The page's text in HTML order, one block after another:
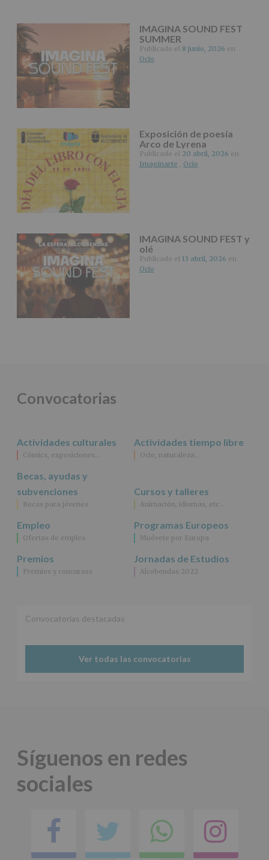
IMAGINA SOUND FEST
SUMMER
Publicado el 8 junio, 2026 en
Ocio
Exposición de poesía
Arco de Lyrena
Publicado el 20 abril, 2026 en
Imaginarte , Ocio
IMAGINA SOUND FEST y
olé
Publicado el 13 abril, 2026 en
Ocio
Convocatorias
Actividades culturales
Cómics, exposiciones…
Actividades tiempo libre
Ocio, naturaleza…
Becas, ayudas y
subvenciones
Becas para jóvenes
Cursos y talleres
Animación, idiomas, etc…
Empleo
Ofertas de empleo
Programas Europeos
Muévete por Europa
Premios
Premios y concursos
Jornadas de Estudios
Alcobendas 2022
Convocatorias destacadas
Ver todas las convocatorias
Síguenos en redes
sociales
Facebook
Twitter